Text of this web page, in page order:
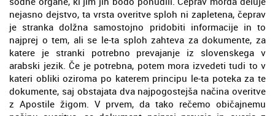
nejasno dejstvo, ta vrsta overitve sploh ni zapletena, čeprav
je stranka dolžna samostojno pridobiti informacije in to
najprej o tem, ali se le-ta sploh zahteva za dokumente, za
katere je stranki potrebno prevajanje iz slovenskega v
arabski jezik. Če je potrebna, potem mora izvedeti tudi to v
kateri obliki oziroma po katerem principu le-ta poteka za te
dokumente, saj obstajata dva najpogostejša načina overitve
z Apostile žigom. V prvem, da tako rečemo običajnemu